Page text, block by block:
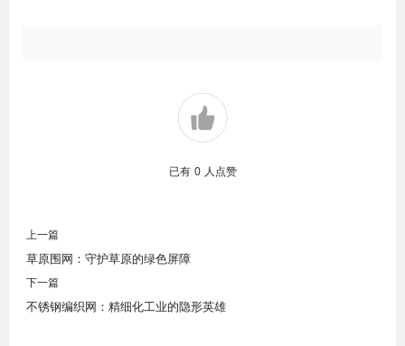
已有 0 人点赞
上一篇
草原围网：守护草原的绿色屏障
下一篇
不锈钢编织网：精细化工业的隐形英雄